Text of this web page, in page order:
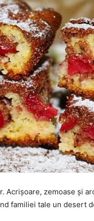
Acrișoare, zemoase și
familiei tale un desert